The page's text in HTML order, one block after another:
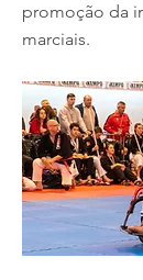
promoção da
marciais.